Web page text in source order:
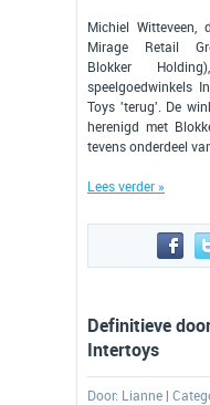
Michiel Witteveen,
Mirage Retail
Blokker
speelgoedwinkels
Toys 'terug'. De
herenigd met
tevens onderdeel
Lees verder »
Definitieve
Intertoys
Door: Lianne |